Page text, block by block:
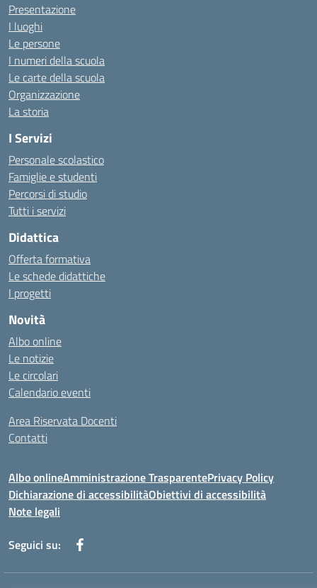
Presentazione
I luoghi
Le persone
I numeri della scuola
Le carte della scuola
Organizzazione
La storia
I Servizi
Personale scolastico
Famiglie e studenti
Percorsi di studio
Tutti i servizi
Didattica
Offerta formativa
Le schede didattiche
I progetti
Novità
Albo online
Le notizie
Le circolari
Calendario eventi
Area Riservata Docenti
Contatti
Albo onlineAmministrazione TrasparentePrivacy Policy
Dichiarazione di accessibilitàObiettivi di accessibilità
Note legali
Seguici su: